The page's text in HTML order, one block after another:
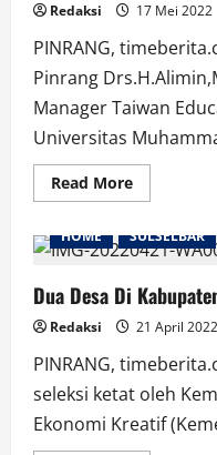
Redaksi 17 Mei 2022
PINRANG,
Pinrang
Manager Taiwan
Universitas
Read MoreRead
more
Pinrang
Terima
Maneger
TEC
HOME SULSELBAR
Dua Desa Di
Redaksi 21 April 2022
PINRANG,
seleksi ketat oleh
Ekonomi Kreatif